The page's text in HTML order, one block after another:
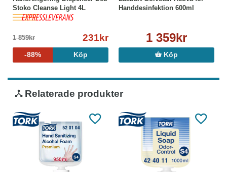
Stoko Cleanse Light 4L
1 859kr 231kr
-88% Köp
Handdesinfektion 600ml
1 359kr
Köp
Relaterade produkter